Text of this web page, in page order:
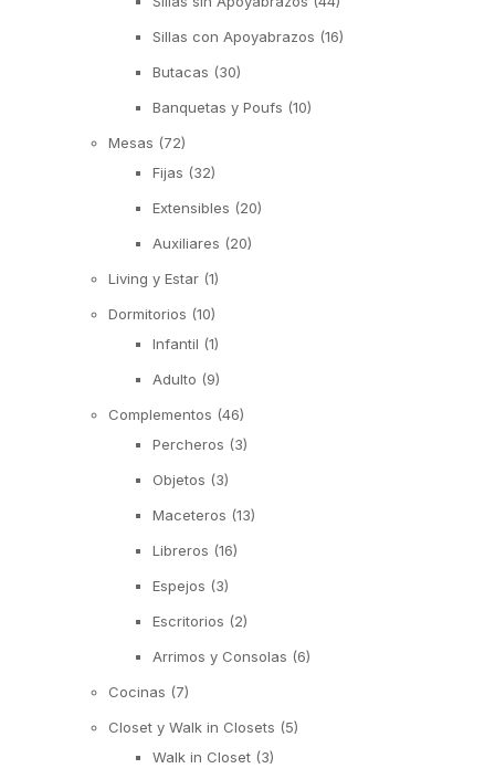
Sillas con Apoyabrazos (16)
Butacas (30)
Banquetas y Poufs (10)
Mesas (72)
Fijas (32)
Extensibles (20)
Auxiliares (20)
Living y Estar (1)
Dormitorios (10)
Infantil (1)
Adulto (9)
Complementos (46)
Percheros (3)
Objetos (3)
Maceteros (13)
Libreros (16)
Espejos (3)
Escritorios (2)
Arrimos y Consolas (6)
Cocinas (7)
Closet y Walk in Closets (5)
Walk in Closet (3)